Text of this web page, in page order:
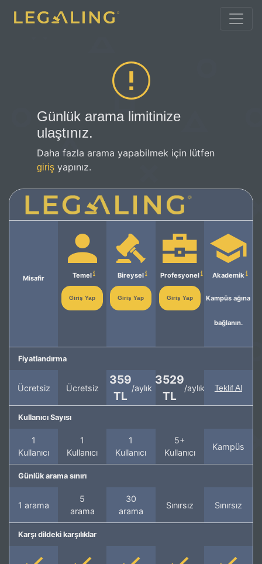
Günlük arama limitinize
ulaştınız.
Daha fazla arama yapabilmek için lütfen
giriş yapınız.
Misafir Temel
Giriş Yap
Bireysel
Giriş Yap
Profesyonel
Giriş Yap
Akademik
Kampüs ağına
bağlanın.
Fiyatlandırma
Ücretsiz Ücretsiz
359
TL
/aylık
3529
TL
/aylık Teklif Al
Kullanıcı Sayısı
1
Kullanıcı
1
Kullanıcı
1
Kullanıcı
5+
Kullanıcı
Kampüs
Günlük arama sınırı
1 arama
5
arama
30
arama
Sınırsız Sınırsız
Karşı dildeki karşılıklar